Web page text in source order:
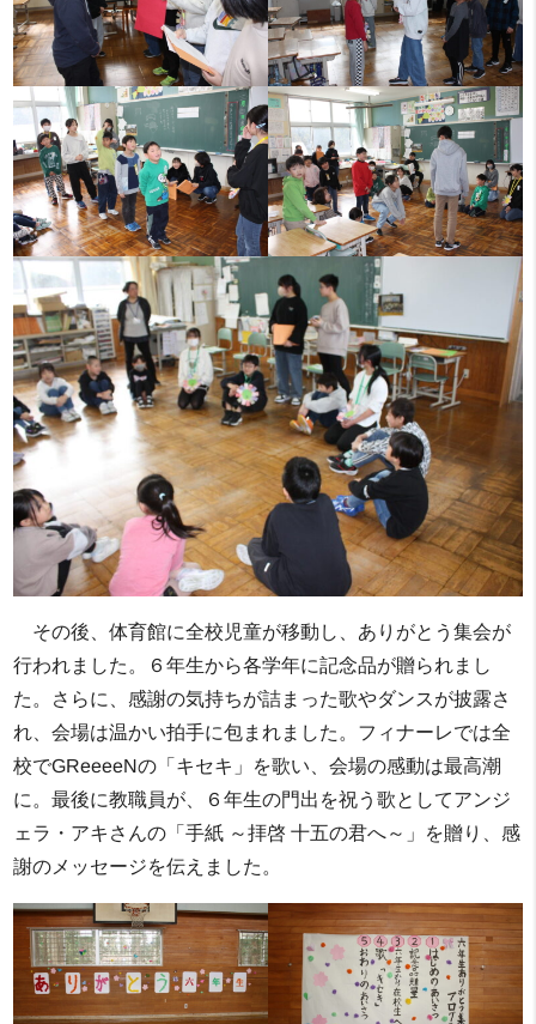
その後、体育館に全校児童が移動し、ありがとう集会が
行われました。６年生から各学年に記念品が贈られまし
た。さらに、感謝の気持ちが詰まった歌やダンスが披露さ
れ、会場は温かい拍手に包まれました。フィナーレでは全
校でGReeeeNの「キセキ」を歌い、会場の感動は最高潮
に。最後に教職員が、６年生の門出を祝う歌としてアンジ
ェラ・アキさんの「手紙 ～拝啓 十五の君へ～」を贈り、感
謝のメッセージを伝えました。